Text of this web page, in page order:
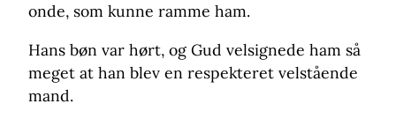
onde, som kunne ramme ham.
Hans bøn var hørt, og Gud velsignede ham så
meget at han blev en respekteret velstående
mand.